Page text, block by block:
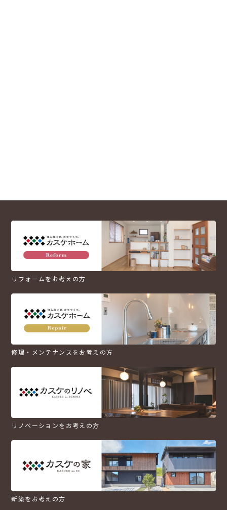
リフォームをお考えの方
修理・メンテナンスをお考えの方
リノベーションをお考えの方
新築をお考えの方